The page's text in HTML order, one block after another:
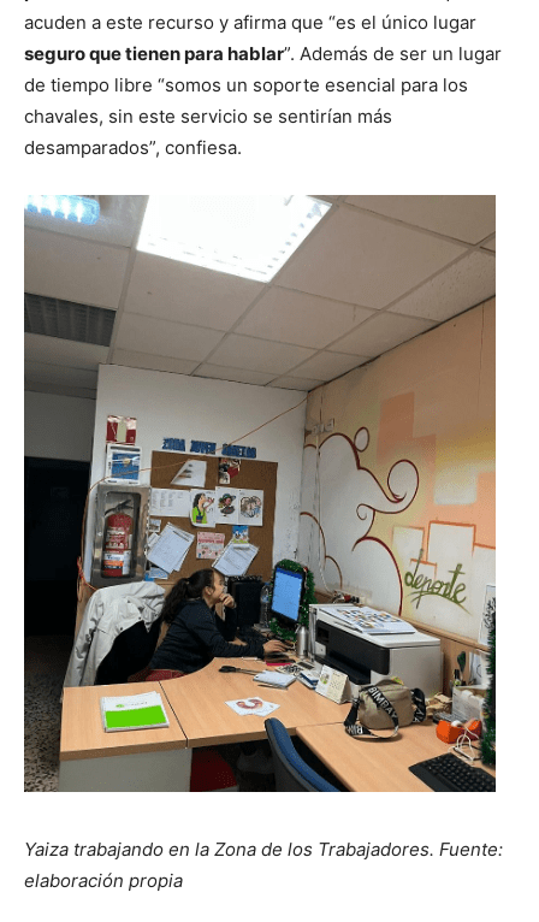
acuden a este recurso y afirma que “es el único lugar
seguro que tienen para hablar”. Además de ser un lugar
de tiempo libre “somos un soporte esencial para los
chavales, sin este servicio se sentirían más
desamparados”, confiesa.
Yaiza trabajando en la Zona de los Trabajadores. Fuente:
elaboración propia